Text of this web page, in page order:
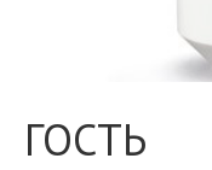
ГОСТЬ